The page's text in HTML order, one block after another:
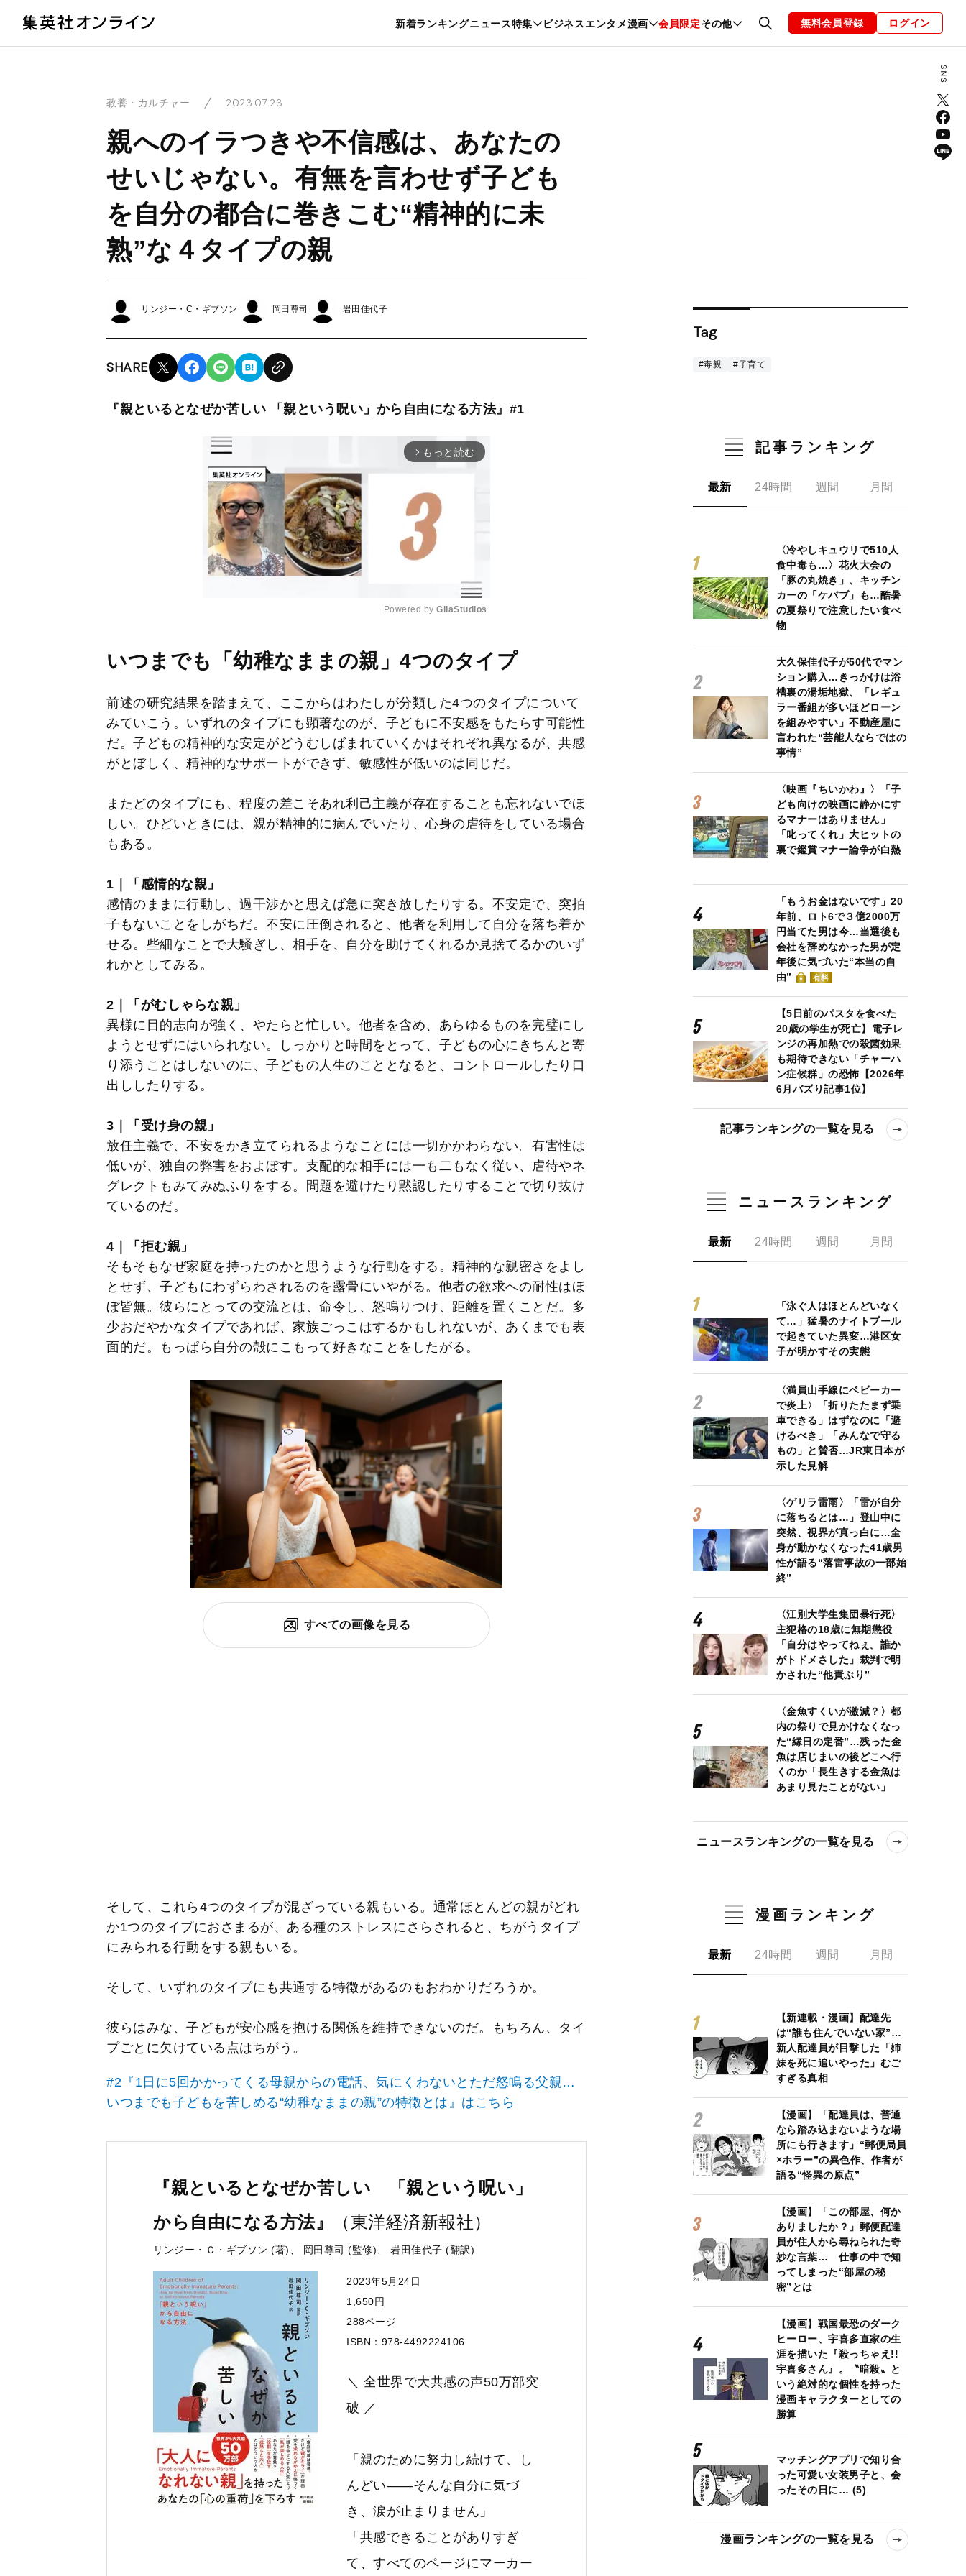
新着ランキングニュース特集 ビジネスエンタメ漫画 会員限定その他
暮らし スポーツ ヘルスケア 美容 グルメ ファッション 恋愛・結婚 編集部 お知らせ
無料会員登録 ログイン
教養・カルチャー 2023.07.23
親へのイラつきや不信感は、あなたの
せいじゃない。有無を言わせず子ども
を自分の都合に巻きこむ“精神的に未
熟”な４タイプの親
リンジー・C・ギブソン 岡田尊司 岩田佳代子
SHARE
『親といるとなぜか苦しい 「親という呪い」から自由になる方法』#1
arrow_forward_ios もっと読む
M
u
e
Powered by GliaStudios
いつまでも「幼稚なままの親」4つのタイプ
前述の研究結果を踏まえて、ここからはわたしが分類した4つのタイプについて
みていこう。いずれのタイプにも顕著なのが、子どもに不安感をもたらす可能性
だ。子どもの精神的な安定がどうむしばまれていくかはそれぞれ異なるが、共感
がとぼしく、精神的なサポートができず、敏感性が低いのは同じだ。
またどのタイプにも、程度の差こそあれ利己主義が存在することも忘れないでほ
しい。ひどいときには、親が精神的に病んでいたり、心身の虐待をしている場合
もある。
1｜「感情的な親」
感情のままに行動し、過干渉かと思えば急に突き放したりする。不安定で、突拍
子もないことをしがちだ。不安に圧倒されると、他者を利用して自分を落ち着か
せる。些細なことで大騒ぎし、相手を、自分を助けてくれるか見捨てるかのいず
れかとしてみる。
2｜「がむしゃらな親」
異様に目的志向が強く、やたらと忙しい。他者を含め、あらゆるものを完璧にし
ようとせずにはいられない。しっかりと時間をとって、子どもの心にきちんと寄
り添うことはしないのに、子どもの人生のこととなると、コントロールしたり口
出ししたりする。
3｜「受け身の親」
放任主義で、不安をかき立てられるようなことには一切かかわらない。有害性は
低いが、独自の弊害をおよぼす。支配的な相手には一も二もなく従い、虐待やネ
グレクトもみてみぬふりをする。問題を避けたり黙認したりすることで切り抜け
ているのだ。
4｜「拒む親」
そもそもなぜ家庭を持ったのかと思うような行動をする。精神的な親密さをよし
とせず、子どもにわずらわされるのを露骨にいやがる。他者の欲求への耐性はほ
ぼ皆無。彼らにとっての交流とは、命令し、怒鳴りつけ、距離を置くことだ。多
少おだやかなタイプであれば、家族ごっこはするかもしれないが、あくまでも表
面的だ。もっぱら自分の殻にこもって好きなことをしたがる。
すべての画像を見る
そして、これら4つのタイプが混ざっている親もいる。通常ほとんどの親がどれ
か1つのタイプにおさまるが、ある種のストレスにさらされると、ちがうタイプ
にみられる行動をする親もいる。
そして、いずれのタイプにも共通する特徴があるのもおわかりだろうか。
彼らはみな、子どもが安心感を抱ける関係を維持できないのだ。もちろん、タイ
プごとに欠けている点はちがう。
#2『1日に5回かかってくる母親からの電話、気にくわないとただ怒鳴る父親…
いつまでも子どもを苦しめる“幼稚なままの親”の特徴とは』はこちら
『親といるとなぜか苦しい 「親という呪い」
から自由になる方法』
（東洋経済新報社）
リンジー・Ｃ・ギブソン (著)、 岡田尊司 (監修)、 岩田佳代子 (翻訳)
2023年5月24日
1,650円
288ページ
ISBN：978-4492224106
＼ 全世界で大共感の声50万部突
破 ／
「親のために努力し続けて、し
んどい――そんな自分に気づ
き、涙が止まりません」
「共感できることがありすぎ
て、すべてのページにマーカー
Tag
#毒親 #子育て
記事ランキング
最新 24時間 週間 月間
〈冷やしキュウリで510人
食中毒も…〉花火大会の
「豚の丸焼き」、キッチン
カーの「ケバブ」も…酷暑
の夏祭りで注意したい食べ
物
大久保佳代子が50代でマン
ション購入…きっかけは浴
槽裏の湯垢地獄、「レギュ
ラー番組が多いほどローン
を組みやすい」不動産屋に
言われた“芸能人ならではの
事情”
〈映画『ちいかわ』〉「子
ども向けの映画に静かにす
るマナーはありません」
「叱ってくれ」大ヒットの
裏で鑑賞マナー論争が白熱
「もうお金はないです」20
年前、ロト6で３億2000万
円当てた男は今…当選後も
会社を辞めなかった男が定
年後に気づいた“本当の自
由”
有料
【5日前のパスタを食べた
20歳の学生が死亡】電子レ
ンジの再加熱での殺菌効果
も期待できない「チャーハ
ン症候群」の恐怖【2026年
6月バズり記事1位】
記事ランキングの一覧を見る
ニュースランキング
最新 24時間 週間 月間
「泳ぐ人はほとんどいなく
て…」猛暑のナイトプール
で起きていた異変…港区女
子が明かすその実態
〈満員山手線にベビーカー
で炎上〉「折りたたまず乗
車できる」はずなのに「避
けるべき」「みんなで守る
もの」と賛否…JR東日本が
示した見解
〈ゲリラ雷雨〉「雷が自分
に落ちるとは…」登山中に
突然、視界が真っ白に…全
身が動かなくなった41歳男
性が語る“落雷事故の一部始
終”
〈江別大学生集団暴行死〉
主犯格の18歳に無期懲役
「自分はやってねぇ。誰か
がトドメさした」裁判で明
かされた“他責ぶり”
〈金魚すくいが激減？〉都
内の祭りで見かけなくなっ
た“縁日の定番”…残った金
魚は店じまいの後どこへ行
くのか「長生きする金魚は
あまり見たことがない」
ニュースランキングの一覧を見る
漫画ランキング
最新 24時間 週間 月間
【新連載・漫画】配達先
は“誰も住んでいない家”…
新人配達員が目撃した「姉
妹を死に追いやった」むご
すぎる真相
【漫画】「配達員は、普通
なら踏み込まないような場
所にも行きます」“郵便局員
×ホラー”の異色作、作者が
語る“怪異の原点”
【漫画】「この部屋、何か
ありましたか？」郵便配達
員が住人から尋ねられた奇
妙な言葉… 仕事の中で知
ってしまった“部屋の秘
密”とは
【漫画】戦国最恐のダーク
ヒーロー、宇喜多直家の生
涯を描いた『殺っちゃえ!!
宇喜多さん』。〝暗殺〟と
いう絶対的な個性を持った
漫画キャラクターとしての
勝算
マッチングアプリで知り合
った可愛い女装男子と、会
ったその日に… (5)
漫画ランキングの一覧を見る